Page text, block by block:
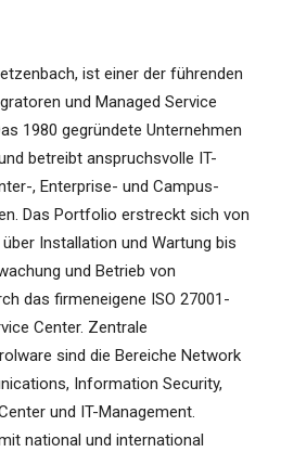
ist einer der führenden
und Managed Service
1980 gegründete Unternehmen
betreibt anspruchsvolle IT-
, Enterprise- und Campus-
Das Portfolio erstreckt sich von
Installation und Wartung bis
und Betrieb von
das firmeneigene ISO 27001-
Center. Zentrale
sind die Bereiche Network
Information Security,
und IT-Management.
national und international